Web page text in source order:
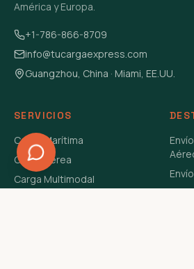
América y Europa.
+1-786-866-8709
info@tucargaexpress.com
Guangzhou, China · Miami, EE.UU.
SERVICIOS
Carga Marítima
Carga Aérea
Carga Multimodal